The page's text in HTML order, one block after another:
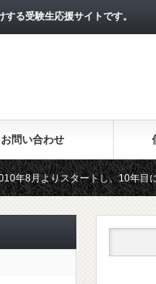
る受験生応援サイトです。
お問い合わせ
タートし、10年目に突入。ブロ
無料メールマガジン「勉強の集